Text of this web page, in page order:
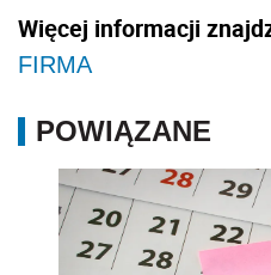
Więcej informacji
FIRMA
POWIĄZANE